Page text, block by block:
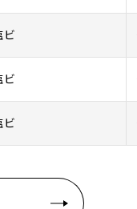
ビ
ビ
ビ